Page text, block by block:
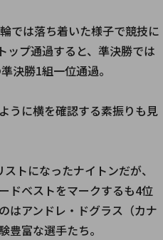
では落ち着いた様子で競技に
ップ通過すると、準決勝では
決勝1組一位通過。
うに横を確認する素振りも見
トになったナイトンだが、
ドベストをマークするも4位
はアンドレ・ドグラス（カナ
豊富な選手たち。